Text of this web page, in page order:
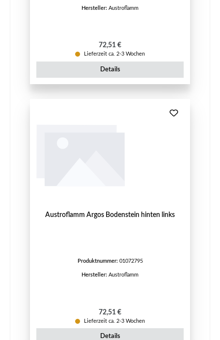
Hersteller: Austroflamm
Regulärer Preis:
72,51 €
Lieferzeit ca. 2-3 Wochen
Details
Austroflamm Argos Bodenstein hinten links
Produktnummer: 01072795
Hersteller: Austroflamm
Regulärer Preis:
72,51 €
Lieferzeit ca. 2-3 Wochen
Details